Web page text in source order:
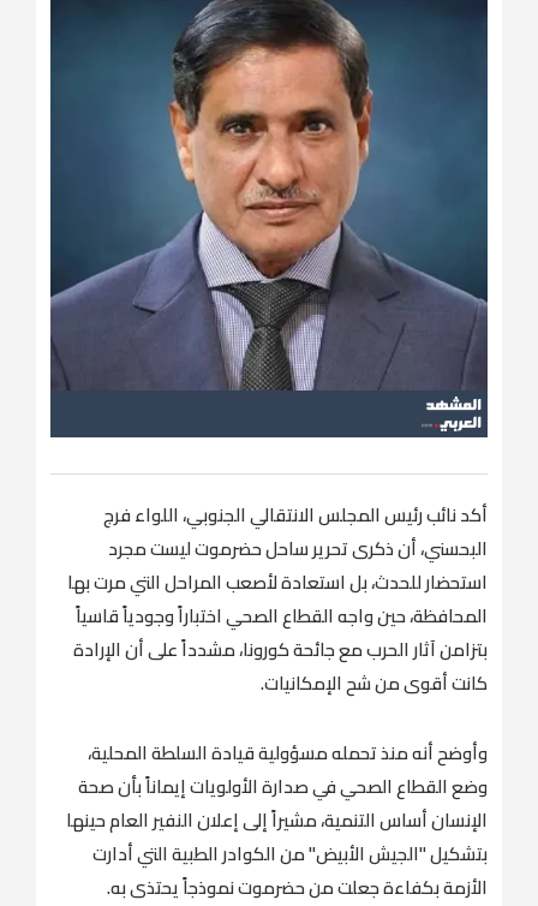
أكد نائب رئيس المجلس الانتقالي الجنوبي، اللواء فرج
البحسني، أن ذكرى تحرير ساحل حضرموت ليست مجرد
استحضار للحدث، بل استعادة لأصعب المراحل التي مرت بها
المحافظة، حين واجه القطاع الصحي اختباراً وجودياً قاسياً
بتزامن آثار الحرب مع جائحة كورونا، مشدداً على أن الإرادة
كانت أقوى من شح الإمكانيات.
وأوضح أنه منذ تحمله مسؤولية قيادة السلطة المحلية،
وضع القطاع الصحي في صدارة الأولويات إيماناً بأن صحة
الإنسان أساس التنمية، مشيراً إلى إعلان النفير العام حينها
بتشكيل "الجيش الأبيض" من الكوادر الطبية التي أدارت
الأزمة بكفاءة جعلت من حضرموت نموذجاً يحتذى به.